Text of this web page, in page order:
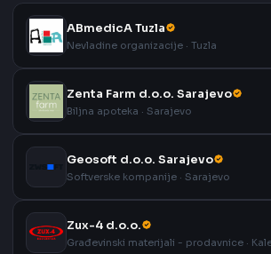
ABmedicA Tuzla
Nevladine organizacije · Tuzla
Zenta Farm d.o.o. Sarajevo
Biljna apoteka · Sarajevo
Geosoft d.o.o. Sarajevo
Softverske kompanije · Sarajevo
Zux-4 d.o.o.
Građevinski materijali - prodavnice ·